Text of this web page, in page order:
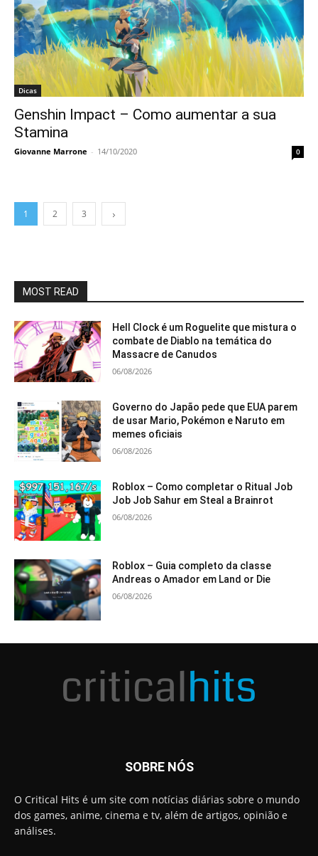
Dicas
Genshin Impact – Como aumentar a sua
Stamina
Giovanne Marrone - 14/10/2020 0
1 2 3
MOST READ
Hell Clock é um Roguelite que mistura o
combate de Diablo na temática do
Massacre de Canudos
06/08/2026
Governo do Japão pede que EUA parem
de usar Mario, Pokémon e Naruto em
memes oficiais
06/08/2026
Roblox – Como completar o Ritual Job
Job Job Sahur em Steal a Brainrot
06/08/2026
Roblox – Guia completo da classe
Andreas o Amador em Land or Die
06/08/2026
SOBRE NÓS
O Critical Hits é um site com notícias diárias sobre o mundo
dos games, anime, cinema e tv, além de artigos, opinião e
análises.